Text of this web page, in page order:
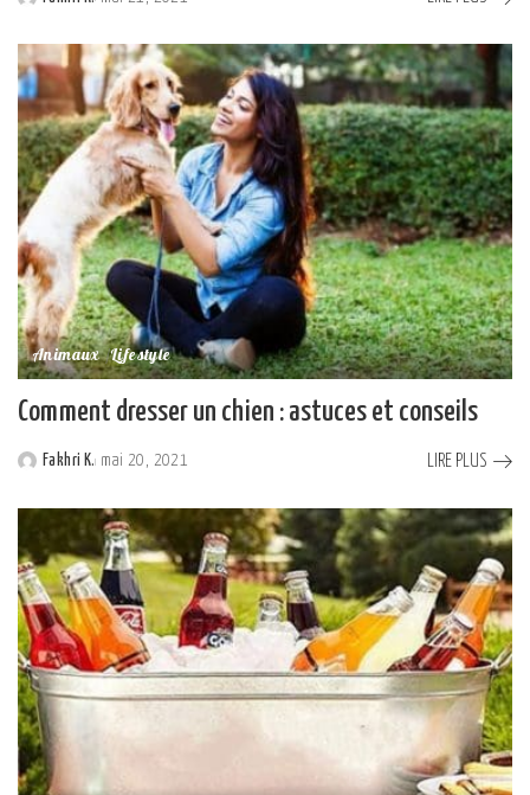
Posted
Animaux Lifestyle
Comment dresser un chien : astuces et conseils
Fakhri K. mai 20, 2021 LIRE PLUS